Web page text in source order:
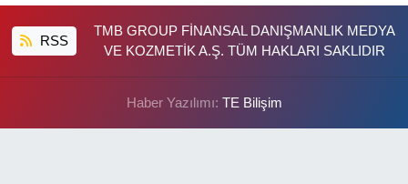
RSS
TMB GROUP FİNANSAL DANIŞMANLIK MEDYA
VE KOZMETİK A.Ş. TÜM HAKLARI SAKLIDIR
Haber Yazılımı: TE Bilişim